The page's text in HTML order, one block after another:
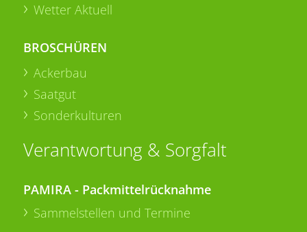
Wetter Aktuell
BROSCHÜREN
Ackerbau
Saatgut
Sonderkulturen
Verantwortung & Sorgfalt
PAMIRA - Packmittelrücknahme
Sammelstellen und Termine